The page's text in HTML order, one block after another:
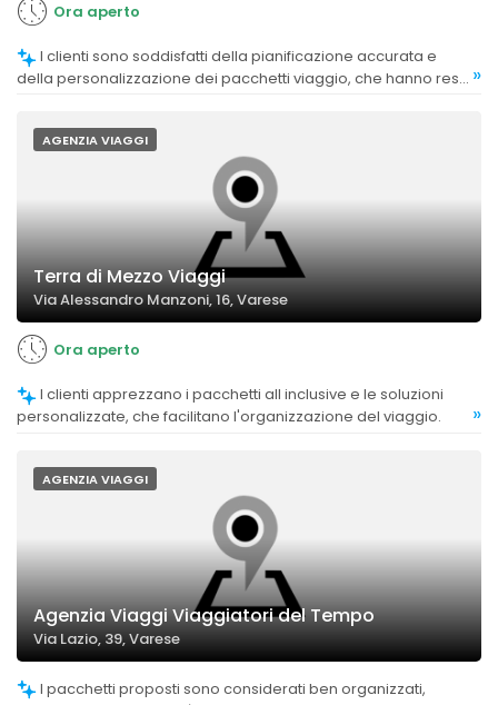
Ora aperto
della personalizzazione dei pacchetti viaggio, che hanno reso »
AGENZIA VIAGGI
Terra di Mezzo Viaggi
Via Alessandro Manzoni, 16, Varese
Ora aperto
personalizzate, che facilitano l'organizzazione del viaggio.
»
AGENZIA VIAGGI
Agenzia Viaggi Viaggiatori del Tempo
Via Lazio, 39, Varese